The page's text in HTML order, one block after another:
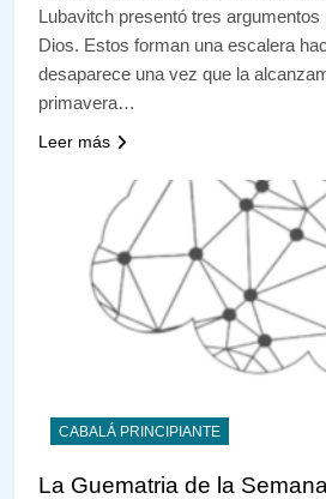
Lubavitch presentó tres
Dios. Estos forman una escalera
desaparece una vez que la
primavera…
Leer más
CABALÁ PRINCIPIANTE
La Guematria de la Semana